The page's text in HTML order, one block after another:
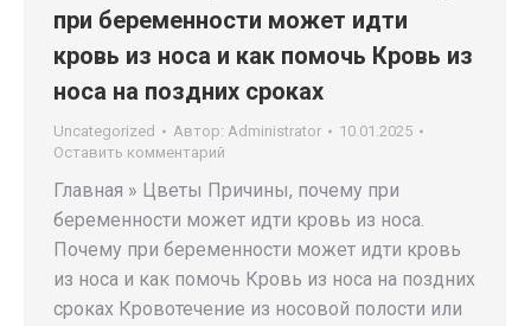
при беременности может идти
кровь из носа и как помочь Кровь из
носа на поздних сроках
Uncategorized Автор: Administrator
10.01.2025
Оставить комментарий
Главная » Цветы Причины, почему при
беременности может идти кровь из носа.
Почему при беременности может идти кровь
из носа и как помочь Кровь из носа на поздних
сроках Кровотечение из носовой полости или